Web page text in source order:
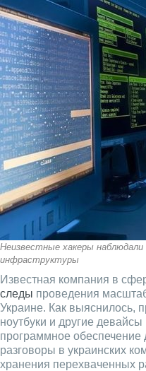
Неизвестные хакеры наблюдали
инфраструктуры
Известная компания в
следы проведения
Украине. Как выяснилось,
ноутбуки и другие
программное обеспечение
разговоры в украинских
хранения перехваченных